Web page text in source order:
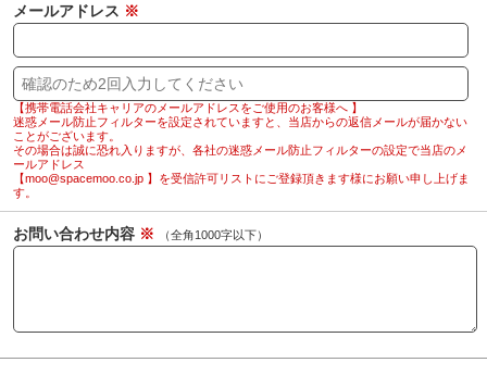
メールアドレス ※
【携帯電話会社キャリアのメールアドレスをご使用のお客様へ 】
迷惑メール防止フィルターを設定されていますと、当店からの返信メールが届かない
ことがございます。
その場合は誠に恐れ入りますが、各社の迷惑メール防止フィルターの設定で当店のメ
ールアドレス
【moo@spacemoo.co.jp 】を受信許可リストにご登録頂きます様にお願い申し上げま
す。
お問い合わせ内容 ※ （全角1000字以下）